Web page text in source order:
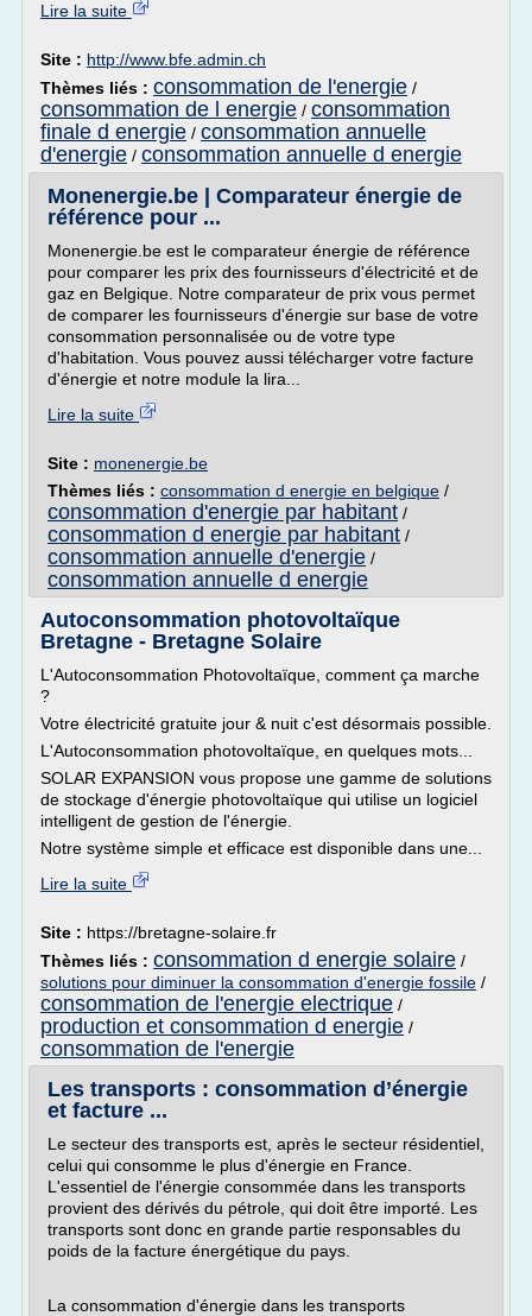
Lire la suite
Site : http://www.bfe.admin.ch
Thèmes liés : consommation de l'energie /
consommation de l energie / consommation
finale d energie / consommation annuelle
d'energie / consommation annuelle d energie
Monenergie.be | Comparateur énergie de
référence pour ...
Monenergie.be est le comparateur énergie de référence
pour comparer les prix des fournisseurs d'électricité et de
gaz en Belgique. Notre comparateur de prix vous permet
de comparer les fournisseurs d'énergie sur base de votre
consommation personnalisée ou de votre type
d'habitation. Vous pouvez aussi télécharger votre facture
d'énergie et notre module la lira...
Lire la suite
Site : monenergie.be
Thèmes liés : consommation d energie en belgique /
consommation d'energie par habitant /
consommation d energie par habitant /
consommation annuelle d'energie /
consommation annuelle d energie
Autoconsommation photovoltaïque
Bretagne - Bretagne Solaire
L'Autoconsommation Photovoltaïque, comment ça marche
?
Votre électricité gratuite jour & nuit c'est désormais possible.
L'Autoconsommation photovoltaïque, en quelques mots...
SOLAR EXPANSION vous propose une gamme de solutions
de stockage d'énergie photovoltaïque qui utilise un logiciel
intelligent de gestion de l'énergie.
Notre système simple et efficace est disponible dans une...
Lire la suite
Site : https://bretagne-solaire.fr
Thèmes liés : consommation d energie solaire /
solutions pour diminuer la consommation d'energie fossile /
consommation de l'energie electrique /
production et consommation d energie /
consommation de l'energie
Les transports : consommation d’énergie
et facture ...
Le secteur des transports est, après le secteur résidentiel,
celui qui consomme le plus d'énergie en France.
L'essentiel de l'énergie consommée dans les transports
provient des dérivés du pétrole, qui doit être importé. Les
transports sont donc en grande partie responsables du
poids de la facture énergétique du pays.
La consommation d'énergie dans les transports